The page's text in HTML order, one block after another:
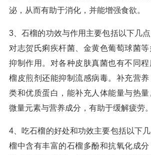
泌，从而有助于消化，并能增强食欲。
3、石榴的功效与作用主要包括以下几
对志贺氏痢疾杆菌、金黄色葡萄球菌
抑制作用。对各种皮肤真菌也有不同
榴皮煎剂还能抑制流感病毒。补充营
类和优质蛋白，能补充人体能量与热
微量元素与营养成分，有助于缓解疲劳。
4、吃石榴的好处和功效主要包括以下
榴中含有丰富的石榴多酚和抗氧化成